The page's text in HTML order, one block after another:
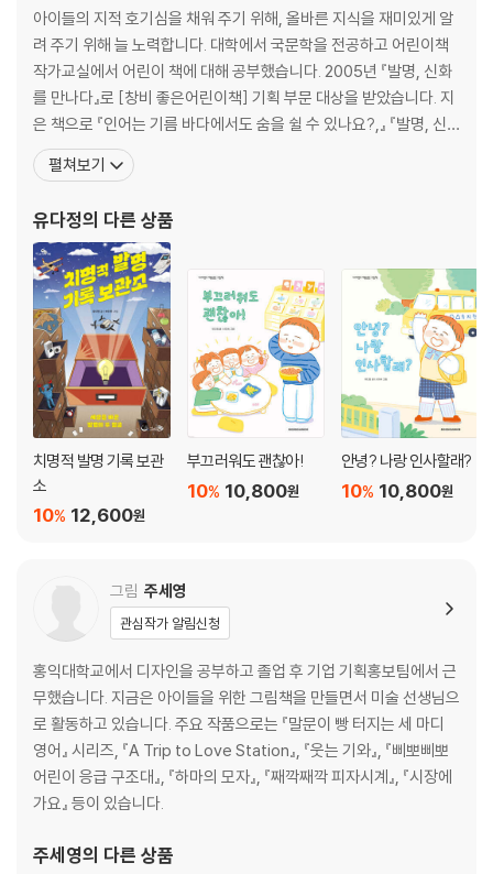
동물의 독특한 능력 이야기
17. 눈에서 시뻘건 피를 뿜을 수 있는 동물은?
18. 메뚜기는 어디로 숨을 쉴까?
19. □□에 들어갈 말은?
20. 곤충계의 파일럿, 잠자리의 눈은 몇 개일까?
22. 소금쟁이는 어떻게 물 위를 다닐까?
23. 돌고래는 어떻게 잠을 잘까?
24. 도마뱀붙이는 어떻게 떨어지지 않고 벽을 올라갈까?
25. 고양이는 왜 높은 곳에서 떨어져도 다치지 않을까?
26. 사람처럼 도구를 사용하는 동물은 누구?
27. 날지는 못해도 튼튼한 다리로 빨리 달리는 새는?
28. 사람처럼 부지런히 농사지어 먹이를 구하는 개미는?
29. 곤충 중에 높이뛰기 챔피언은 누구일까?
30. 하늘다람쥐는 날개도 없으면서 어떻게 하늘을 날까?
31. 우유를 얻을 수 있는 소는?
32. 말은 어떻게 잠을 잘까?
33. 알을 낳는 오리너구리를 포유류라고 하는 이유는?
34. 개구리처럼 물에서도 살고, 땅에서도 사는 동물을 뭐라고 할까?
35. 우거진 열대우림에 동물이 많은 이유는?
36. 계절에 따라 사는 곳을 옮겨 다니는 새를 뭐라고 할까?
37. 눈보라 치는 북극에 살지 않는 동물은?
38. 북극곰은 어떻게 맹렬한 추위를 견딜까?
39. 사막여우가 북극여우보다 덩치가 작은 이유는 뭘까?
40. 북극토끼는 왜 겨울이면 털색을 하얗게 바꿀까?
41. 악어는 왜 입을 벌리고 햇볕을 쬘까?
43. 땅속에 가장 오래 사는 매미는 도대체 몇 년이나 살까?
아이들의 지적 호기심을 채워 주기 위해, 올바른 지식을 재미있게 알
려 주기 위해 늘 노력합니다. 대학에서 국문학을 전공하고 어린이책
작가교실에서 어린이 책에 대해 공부했습니다. 2005년 『발명, 신화
를 만나다』로 [창비 좋은어린이책] 기획 부문 대상을 받았습니다. 지
은 책으로 『인어는 기름 바다에서도 숨을 쉴 수 있나요?,』 『발명, 신
화를 만나다』, 『곰돌이 공』, 『달 먹는 거인』, 『동에 번쩍』, 『꿈을 입히
는 패션 디자이너』, 『터줏대감』, 『교양 있는 어린이를 위한 놀라운 미
바다 쓰레기』, 『
펼쳐보기
유다정의 다른 상품
치명적 발명 기록 보관
소
12,600원
10%
부끄러워도 괜찮아!
10,800원
10%
안녕? 나랑 인사할래?
10,800원
10%
그림 주세영
관심작가 알림신청
홍익대학교에서 디자인을 공부하고 졸업 후 기업 기획홍보팀에서 근
무했습니다. 지금은 아이들을 위한 그림책을 만들면서 미술 선생님으
로 활동하고 있습니다. 주요 작품으로는 『말문이 빵 터지는 세 마디
영어』 시리즈, 『A Trip to Love Station』, 『웃는 기와』, 『삐뽀삐뽀
어린이 응급 구조대』, 『하마의 모자』, 『째깍째깍 피자시계』, 『시장에
가요』 등이 있습니다.
주세영의 다른 상품